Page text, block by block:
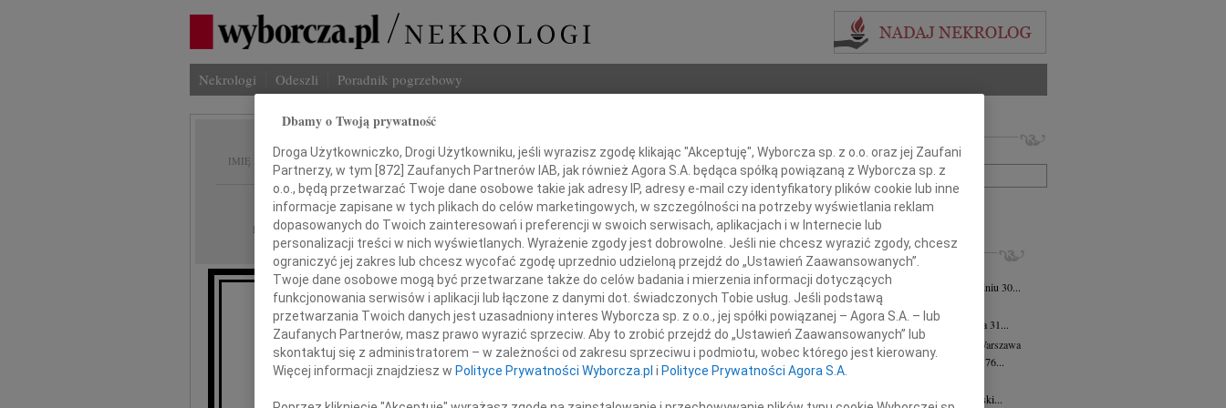
Nekrologi Odeszli Poradnik pogrzebowy
IMIĘ I NAZWISKO: Hanna Volmer
REGION: Warszawa
DATA EMISJI: 09.06.2026
Imię i nazwisko lub numer ogłoszenia:
+ szukanie zaawansowane
INNE NEKROLOGI
Zbigniew Wojdat 05.08.2026
Z głębokim smutkiem zawiadamiamy, że w dniu 30...
Marek Pliszkiewicz 05.08.2026
Z głębokim smutkiem zawiadamiamy, że dnia 31...
Mirosława Czarzasta
Warszawa
W dniu 27 lipca 2026 roku odeszła w wieku 76...
Marek Kowalski
Osiemnaście lat temu odszedł Marek Kowalski...
Dbamy o Twoją prywatność
Droga Użytkowniczko, Drogi Użytkowniku, jeśli wyrazisz zgodę klikając "Akceptuję", Wyborcza sp. z o.o. oraz jej Zaufani
Partnerzy, w tym [872] Zaufanych Partnerów IAB, jak również Agora S.A. będąca spółką powiązaną z Wyborcza sp. z
o.o., będą przetwarzać Twoje dane osobowe takie jak adresy IP, adresy e-mail czy identyfikatory plików cookie lub inne
informacje zapisane w tych plikach do celów marketingowych, w szczególności na potrzeby wyświetlania reklam
dopasowanych do Twoich zainteresowań i preferencji w swoich serwisach, aplikacjach i w Internecie lub
personalizacji treści w nich wyświetlanych. Wyrażenie zgody jest dobrowolne. Jeśli nie chcesz wyrazić zgody, chcesz
ograniczyć jej zakres lub chcesz wycofać zgodę uprzednio udzieloną przejdź do „Ustawień Zaawansowanych”.
Twoje dane osobowe mogą być przetwarzane także do celów badania i mierzenia informacji dotyczących
funkcjonowania serwisów i aplikacji lub łączone z danymi dot. świadczonych Tobie usług. Jeśli podstawą
przetwarzania Twoich danych jest uzasadniony interes Wyborcza sp. z o.o., jej spółki powiązanej – Agora S.A. – lub
Zaufanych Partnerów, masz prawo wyrazić sprzeciw. Aby to zrobić przejdź do „Ustawień Zaawansowanych” lub
skontaktuj się z administratorem – w zależności od zakresu sprzeciwu i podmiotu, wobec którego jest kierowany.
Więcej informacji znajdziesz w Polityce Prywatności Wyborcza.pl i Polityce Prywatności Agora S.A.